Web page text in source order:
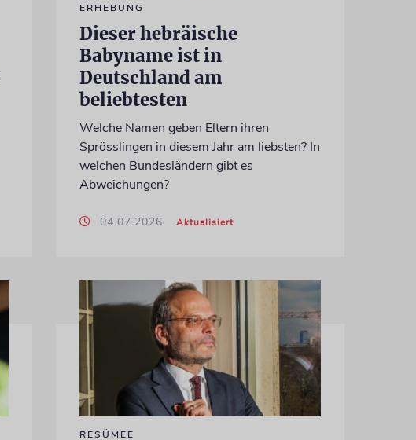
ERHEBUNG
Dieser hebräische
Babyname ist in
Deutschland am
beliebtesten
Welche Namen geben Eltern ihren
Sprösslingen in diesem Jahr am liebsten? In
welchen Bundesländern gibt es
Abweichungen?
04.07.2026 Aktualisiert
RESÜMEE